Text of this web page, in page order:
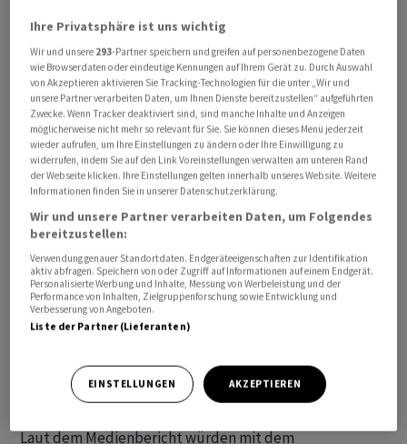
Man werde sowohl den Vermittler als auch die
Öffentlichkeit benachrichtigen, sobald er fertiggestellt
sei, teilte die Quelle laut Tasnim weiter mit. Sie fügte
hinzu, dass Berichte westlicher Medien, wonach das
Abkommen bereits abgeschlossen sei und nur noch auf
Bekanntgabe durch beide Seiten warte, falsch seien.
US-Bericht: Unterhändler erzielen vorläufige Einigung
Zuvor hatte das Portal «Axios» unter Berufung auf zwei
US-Beamte berichtet, Unterhändler aus den USA und
dem Iran hätten eine vorläufige Einigung zu einem
Rahmenabkommen zum Iran-Krieg erzielt. US-
Präsident Donald Trump und die Führung der iranischen
bestätigten auf Nachfrage den Inhalt des
Medienberichts.
Laut dem Medienbericht würden mit dem
Ihre Privatsphäre ist uns wichtig
Wir und unsere 293-Partner speichern und greifen auf personenbezogene Daten
wie Browserdaten oder eindeutige Kennungen auf Ihrem Gerät zu. Durch Auswahl
von Akzeptieren aktivieren Sie Tracking-Technologien für die unter „Wir und
unsere Partner verarbeiten Daten, um Ihnen Dienste bereitzustellen“ aufgeführten
Zwecke. Wenn Tracker deaktiviert sind, sind manche Inhalte und Anzeigen
möglicherweise nicht mehr so relevant für Sie. Sie können dieses Menü jederzeit
wieder aufrufen, um Ihre Einstellungen zu ändern oder Ihre Einwilligung zu
widerrufen, indem Sie auf den Link Voreinstellungen verwalten am unteren Rand
der Webseite klicken. Ihre Einstellungen gelten innerhalb unseres Website. Weitere
Informationen finden Sie in unserer Datenschutzerklärung.
Wir und unsere Partner verarbeiten Daten, um Folgendes
bereitzustellen:
Verwendung genauer Standortdaten. Endgeräteeigenschaften zur Identifikation
aktiv abfragen. Speichern von oder Zugriff auf Informationen auf einem Endgerät.
Personalisierte Werbung und Inhalte, Messung von Werbeleistung und der
Performance von Inhalten, Zielgruppenforschung sowie Entwicklung und
Verbesserung von Angeboten.
Liste der Partner (Lieferanten)
EINSTELLUNGEN AKZEPTIEREN